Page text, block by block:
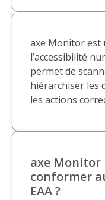
axe Monitor est
l’accessibilité
permet de
hiérarchiser les
les actions
axe Monitor
conformer
EAA ?